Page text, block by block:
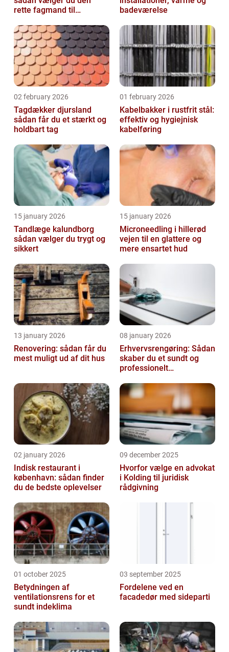
rette fagmand til
badeværelse
02 february 2026
Tagdækker djursland
sådan får du et stærkt og
holdbart tag
01 february 2026
Kabelbakker i rustfrit stål:
effektiv og hygiejnisk
kabelføring
15 january 2026
Tandlæge kalundborg
sådan vælger du trygt og
sikkert
15 january 2026
Microneedling i hillerød
vejen til en glattere og
mere ensartet hud
13 january 2026
Renovering: sådan får du
mest muligt ud af dit hus
08 january 2026
Erhvervsrengøring: Sådan
skaber du et sundt og
professionelt
02 january 2026
Indisk restaurant i
københavn: sådan finder
du de bedste oplevelser
09 december 2025
Hvorfor vælge en advokat
i Kolding til juridisk
rådgivning
01 october 2025
Betydningen af
ventilationsrens for et
sundt indeklima
03 september 2025
Fordelene ved en
facadedør med sideparti